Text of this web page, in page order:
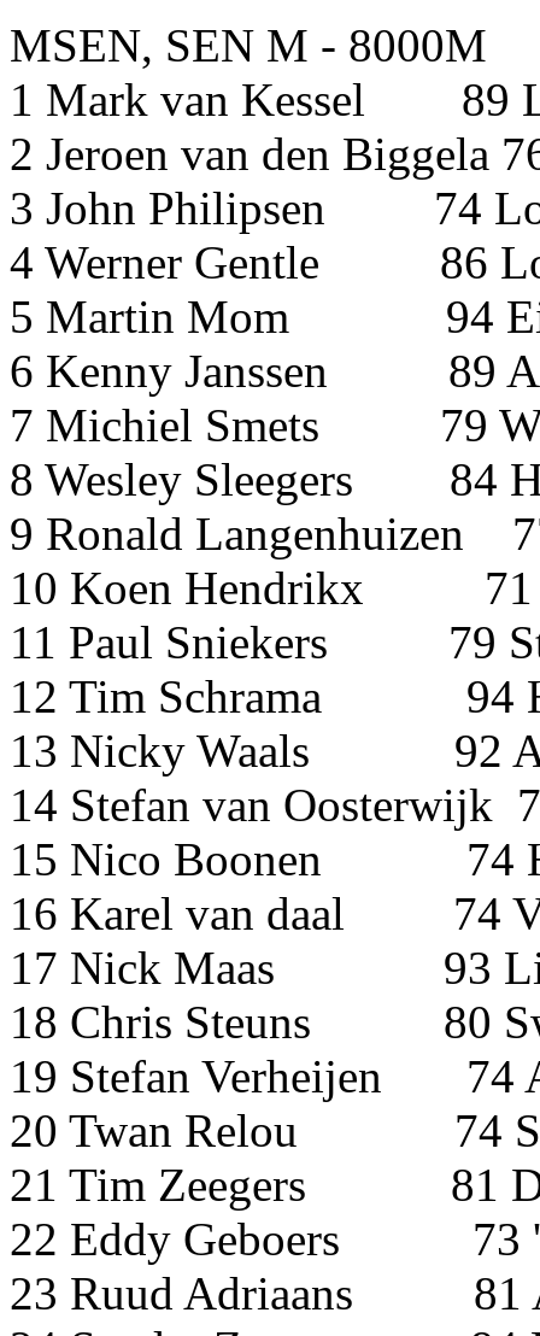
MSEN, SEN M - 8000M
1 Mark van Kessel 89
2 Jeroen van den
3 John Philipsen 74
4 Werner Gentle 86
5 Martin Mom 94
6 Kenny Janssen 89
7 Michiel Smets
8 Wesley
9 Ronald
10 Koen
11 Paul Sniekers
12 Tim Schrama
13 Nicky Waals
14 Stefan van
15 Nico
16 Karel van daal
17 Nick Maas
18 Chris Steuns
19 Stefan
20 Twan Relou
21 Tim Zeegers
22 Eddy Geboers 73
23 Ruud